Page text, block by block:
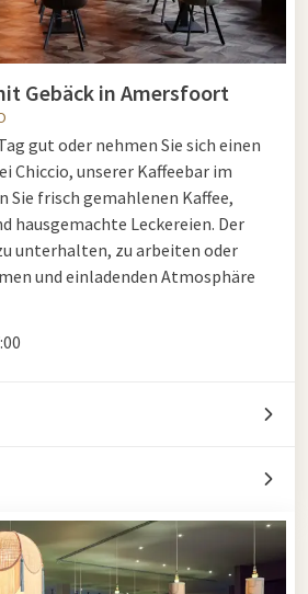
Gebäck in Amersfoort
gut oder nehmen Sie sich einen
Chiccio, unserer Kaffeebar im
Sie frisch gemahlenen Kaffee,
hausgemachte Leckereien. Der
unterhalten, zu arbeiten oder
und einladenden Atmosphäre